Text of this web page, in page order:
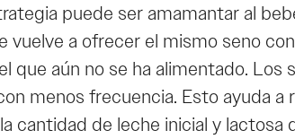
puede ser amamantar al
a ofrecer el mismo seno
aún no se ha alimentado.
menos frecuencia. Esto ayuda
cantidad de leche inicial y